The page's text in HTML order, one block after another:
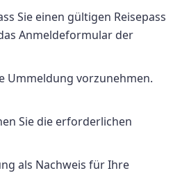
Sie einen gültigen Reisepass
Anmeldeformular der
Ummeldung vorzunehmen.
Sie die erforderlichen
als Nachweis für Ihre